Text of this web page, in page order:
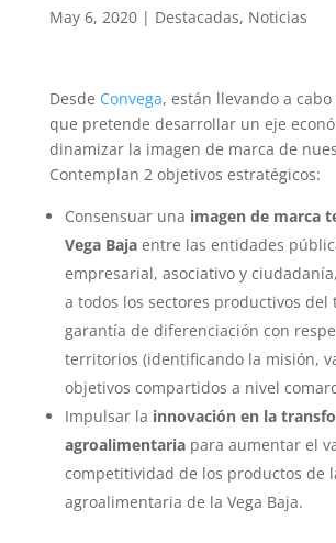
May 6, 2020| Destacadas, Noticias
Desde Convega, están llevando a
que pretende desarrollar un eje
dinamizar la imagen de marca de
Contemplan 2 objetivos estratégicos:
Consensuar una imagen de marca
Vega Bajaentre las entidades
empresarial, asociativo y
a todos los sectores productivos del
garantía de diferenciación con
territorios (identificando la misión,
objetivos compartidos a nivel
Impulsar la innovación en la
agroalimentariapara aumentar el
competitividad de los productos de
agroalimentaria de la Vega Baja.